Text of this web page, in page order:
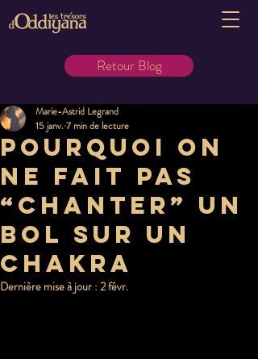
Retour Blog
Pourquoi on
ne fait pas
“chanter” un
bol sur un
chakra
Marie-Astrid Legrand
15 janv.7 min de lecture
Dernière mise à jour : 2 févr.